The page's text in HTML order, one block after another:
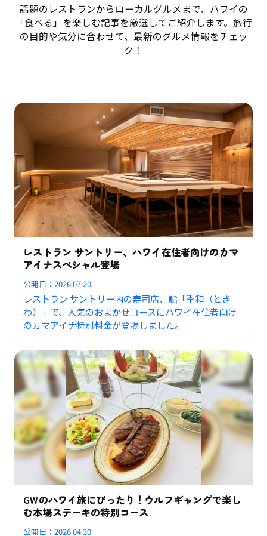
話題のレストランからローカルグルメまで、ハワイの
「食べる」を楽しむ記事を厳選してご紹介します。旅行
の目的や気分に合わせて、最新のグルメ情報をチェッ
ク！
レストラン サントリー、ハワイ在住者向けのカマ
アイナスペシャル登場
公開日：2026.07.20
レストラン サントリー内の寿司店、鮨「季和（とき
わ）」で、人気のおまかせコースにハワイ在住者向け
のカマアイナ特別料金が登場しました。
GWのハワイ旅にぴったり！ウルフギャングで楽し
む本場ステーキの特別コース
公開日：2026.04.30